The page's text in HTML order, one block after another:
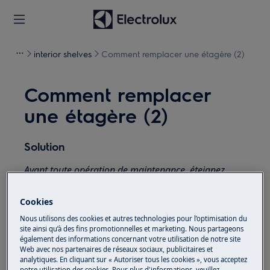
interior shelves Comment remplacer une étagère (2)
Comment remplacer
une étagère (2)
Solution
Avant toute opération de maintenance, éteignez
Faites toujours attention lorsque vous déplacez des
appareils, pour les appareils lourds, il faut deux
personnes pour le déplacer.
Utilisez toujours des gants de sécurité et des
Cookies
Nous utilisons des cookies et autres technologies pour l’optimisation du
site ainsi qu’à des fins promotionnelles et marketing. Nous partageons
également des informations concernant votre utilisation de notre site
Web avec nos partenaires de réseaux sociaux, publicitaires et
analytiques. En cliquant sur « Autoriser tous les cookies », vous acceptez